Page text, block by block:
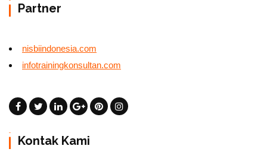
Partner
nisbiindonesia.com
infotrainingkonsultan.com
Kontak Kami